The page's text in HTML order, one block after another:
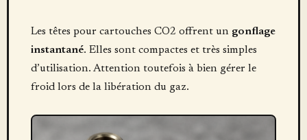
Les têtes pour cartouches CO2 offrent un gonflage
instantané. Elles sont compactes et très simples
d’utilisation. Attention toutefois à bien gérer le
froid lors de la libération du gaz.